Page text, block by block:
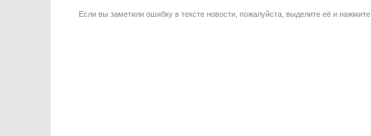
Если вы заметили ошибку в тексте новости, пожалуйста, выделите её и нажмите